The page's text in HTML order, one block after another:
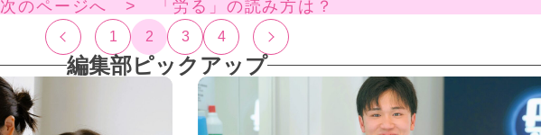
次のページへ > 「労る」の読み方は？
1 2 3 4
編集部ピックアップ